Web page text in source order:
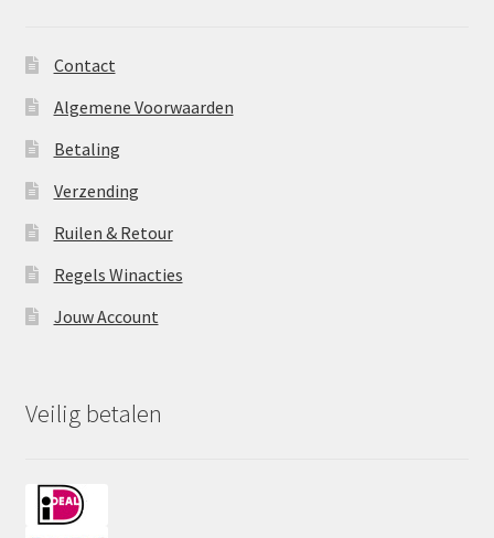
Contact
Algemene Voorwaarden
Betaling
Verzending
Ruilen & Retour
Regels Winacties
Jouw Account
Veilig betalen